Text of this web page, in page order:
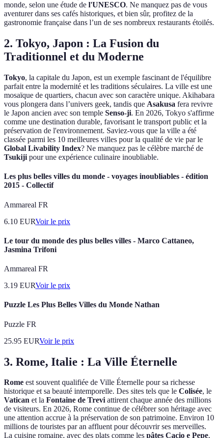
monde, selon une étude de l'UNESCO. Ne manquez pas de vous
aventurer dans ses cafés historiques, et bien sûr, profitez de la
gastronomie française dans l’un de ses nombreux restaurants étoilés.
2. Tokyo, Japon : La Fusion du
Traditionnel et du Moderne
Tokyo, la capitale du Japon, est un exemple fascinant de l'équilibre
parfait entre la modernité et les traditions séculaires. La ville est une
mosaïque de quartiers, chacun avec son caractère unique. Akihabara
vous plongera dans l’univers geek, tandis que Asakusa fera revivre
le Japon ancien avec son temple Senso-ji. En 2026, Tokyo s'affirme
comme une destination durable, favorisant le transport public et la
préservation de l'environnement. Saviez-vous que la ville a été
classée parmi les 10 meilleures villes pour la qualité de vie par le
Global Livability Index? Ne manquez pas le célèbre marché de
Tsukiji pour une expérience culinaire inoubliable.
Les plus belles villes du monde - voyages inoubliables - édition
2015 - Collectif
Ammareal FR
6.10 EURVoir le prix
Le tour du monde des plus belles villes - Marco Cattaneo,
Jasmina Trifoni
Ammareal FR
3.19 EURVoir le prix
Puzzle Les Plus Belles Villes du Monde Nathan
Puzzle FR
25.95 EURVoir le prix
3. Rome, Italie : La Ville Éternelle
Rome est souvent qualifiée de Ville Éternelle pour sa richesse
historique et sa beauté intemporelle. Des sites tels que le Colisée, le
Vatican et la Fontaine de Treviattirent chaque année des millions
de visiteurs. En 2026, Rome continue de célébrer son héritage avec
une attention accrue à la préservation de son patrimoine. Environ 10
millions de touristes par an affluent pour découvrir ses merveilles.
La cuisine romaine, avec des plats comme les pâtes Cacio e Pepe,